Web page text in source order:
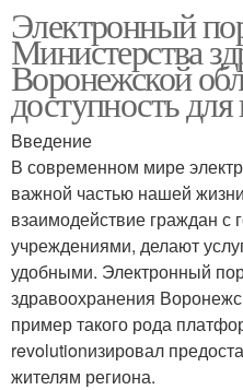
Электронный
Министерства
Воронежской
доступность
Введение
В современном мире
важной частью нашей
взаимодействие граждан с
учреждениями, делают
удобными. Электронный
здравоохранения
пример такого рода
revolutionизировал
жителям региона.